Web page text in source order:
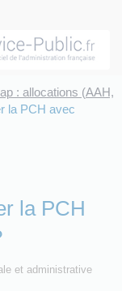
: allocations (AAH,
la PCH avec
la PCH
et administrative